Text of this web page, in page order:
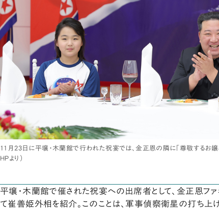
11月23日に平壌・木蘭館で行われた祝宴では、金正恩の隣に「尊敬するお嬢さ
HPより）
平壌・木蘭館で催された祝宴への出席者として、金正恩フ
て崔善姫外相を紹介。このことは、軍事偵察衛星の打ち上